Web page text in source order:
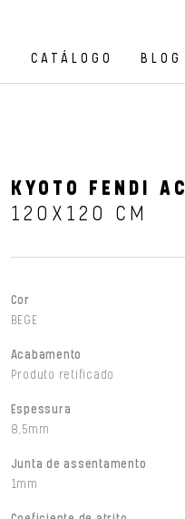
CATÁLOGO BLOG
KYOTO FENDI AC
120X120 CM
Cor
BEGE
Acabamento
Produto retificado
Espessura
8,5mm
Junta de assentamento
1mm